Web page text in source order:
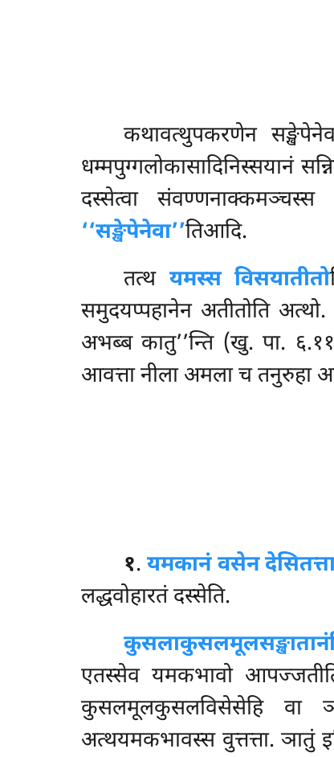
कथावत्थुपकरणेन
धम्मपुग्गलोकासादिनिस्सयानं
दस्सेत्वा
‘‘सङ्खेपेनेवा’’तिआदि.
तत्थ यमस्स विसयातीतो
समुदयप्पहानेन अतीतोति
अभब्ब कातु’’न्ति (खु. पा.
आवत्ता नीला अमला च तनुरुहा
१.यमकानं वसेन
लद्धवोहारतं दस्सेति.
कुसलाकुसलमूलसङ्खातानं
एतस्सेव यमकभावो
कुसलमूलकुसलविसेसेहि वा
अत्थयमकभावस्स वुत्तत्ता. ञातुं